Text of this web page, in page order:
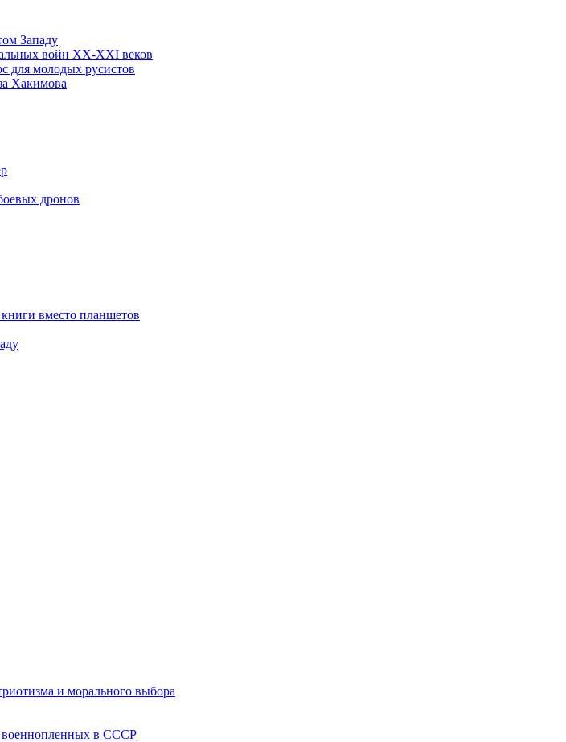
Западу
войн XX-XXI веков
для молодых русистов
Хакимова
дронов
вместо планшетов
и морального выбора
военнопленных в СССР